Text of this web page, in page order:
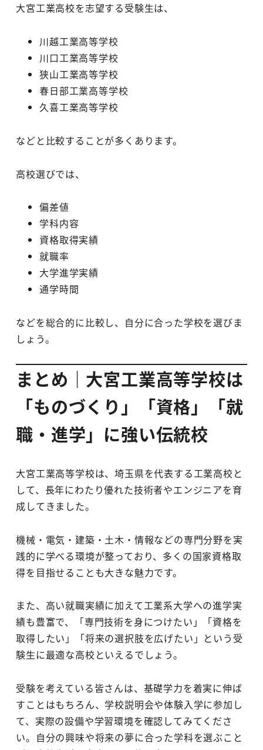
大宮工業高校を志望する受験生は、
川越工業高等学校
川口工業高等学校
狭山工業高等学校
春日部工業高等学校
久喜工業高等学校
などと比較することが多くあります。
高校選びでは、
偏差値
学科内容
資格取得実績
就職率
大学進学実績
通学時間
などを総合的に比較し、自分に合った学校を選びま
しょう。
まとめ｜大宮工業高等学校は
「ものづくり」「資格」「就
職・進学」に強い伝統校
大宮工業高等学校は、埼玉県を代表する工業高校と
して、長年にわたり優れた技術者やエンジニアを育
成してきました。
機械・電気・建築・土木・情報などの専門分野を実
践的に学べる環境が整っており、多くの国家資格取
得を目指せることも大きな魅力です。
また、高い就職実績に加えて工業系大学への進学実
績も豊富で、「専門技術を身につけたい」「資格を
取得したい」「将来の選択肢を広げたい」という受
験生に最適な高校といえるでしょう。
受験を考えている皆さんは、基礎学力を着実に伸ば
すことはもちろん、学校説明会や体験入学に参加し
て、実際の設備や学習環境を確認してみてくださ
い。自分の興味や将来の夢に合った学科を選ぶこと